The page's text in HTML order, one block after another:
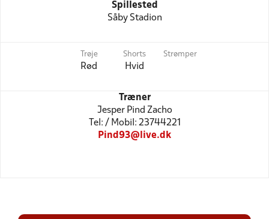
Spillested
Såby Stadion
Trøje
Rød
Shorts
Hvid
Strømper
Træner
Jesper Pind Zacho
Tel: / Mobil: 23744221
Pind93@live.dk